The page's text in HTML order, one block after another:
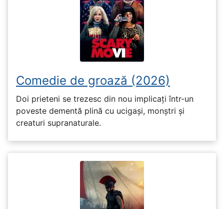
Comedie de groază (2026)
Doi prieteni se trezesc din nou implicați într-un
poveste dementă plină cu ucigași, monștri și
creaturi supranaturale.